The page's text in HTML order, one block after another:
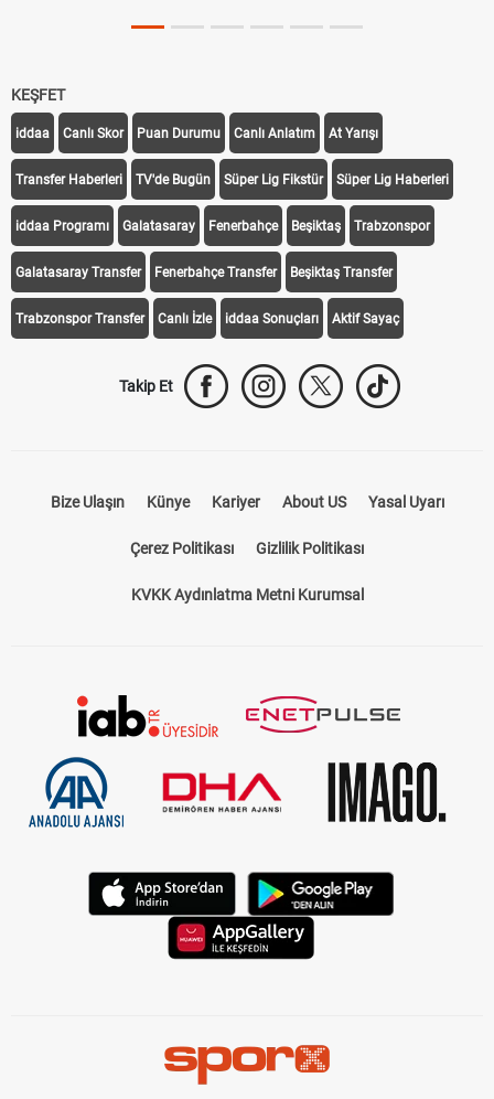
KEŞFET
iddaa Canlı Skor Puan Durumu Canlı Anlatım At Yarışı
Transfer Haberleri TV'de Bugün Süper Lig Fikstür Süper Lig Haberleri
iddaa Programı Galatasaray Fenerbahçe Beşiktaş Trabzonspor
Galatasaray Transfer Fenerbahçe Transfer Beşiktaş Transfer
Trabzonspor Transfer Canlı İzle iddaa Sonuçları Aktif Sayaç
Takip Et
Bize Ulaşın Künye Kariyer About US Yasal Uyarı
Çerez Politikası Gizlilik Politikası
KVKK Aydınlatma Metni Kurumsal